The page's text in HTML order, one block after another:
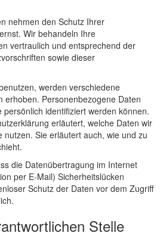
nehmen den Schutz Ihrer
Wir behandeln Ihre
vertraulich und entsprechend der
sowie dieser
werden verschiedene
erhoben. Personenbezogene Daten
identifiziert werden können.
erläutert, welche Daten wir
nutzen. Sie erläutert auch, wie und zu
die Datenübertragung im Internet
per E-Mail) Sicherheitslücken
Schutz der Daten vor dem Zugriff
Stelle